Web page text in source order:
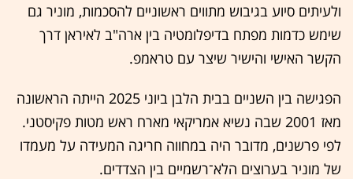
ולעיתים סיוע בגיבוש מתווים ראשוניים להסכמות, מוניר גם
שימש כדמות מפתח בדיפלומטיה בין ארה"ב לאיראן דרך
הקשר האישי והישיר שיצר עם טראמפ.
הפגישה בין השניים בבית הלבן ביוני 2025 הייתה הראשונה
מאז 2001 שבה נשיא אמריקאי מארח ראש מטות פקיסטני.
לפי פרשנים, מדובר היה במחווה חריגה המעידה על מעמדו
של מוניר בערוצים הלא־רשמיים בין הצדדים.